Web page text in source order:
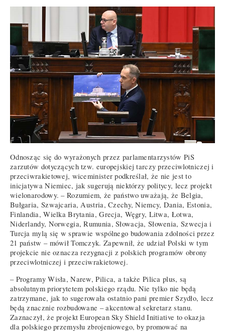
Odnosząc się do wyrażonych przez parlamentarzystów PiS
zarzutów dotyczących tzw. europejskiej tarczy przeciwlotniczej i
przeciwrakietowej, wiceminister podkreślał, że nie jest to
inicjatywa Niemiec, jak sugerują niektórzy politycy, lecz projekt
wielonarodowy. – Rozumiem, że państwo uważają, że Belgia,
Bułgaria, Szwajcaria, Austria, Czechy, Niemcy, Dania, Estonia,
Finlandia, Wielka Brytania, Grecja, Węgry, Litwa, Łotwa,
Niderlandy, Norwegia, Rumunia, Słowacja, Słowenia, Szwecja i
Turcja mylą się w sprawie wspólnego budowania zdolności przez
21 państw – mówił Tomczyk. Zapewnił, że udział Polski w tym
projekcie nie oznacza rezygnacji z polskich programów obrony
przeciwlotniczej i przeciwrakietowej.
– Programy Wisła, Narew, Pilica, a także Pilica plus, są
absolutnym priorytetem polskiego rządu. Nie tylko nie będą
zatrzymane, jak to sugerowała ostatnio pani premier Szydło, lecz
będą znacznie rozbudowane – akcentował sekretarz stanu.
Zaznaczył, że projekt European Sky Shield Initiative to okazja
dla polskiego przemysłu zbrojeniowego, by promować na